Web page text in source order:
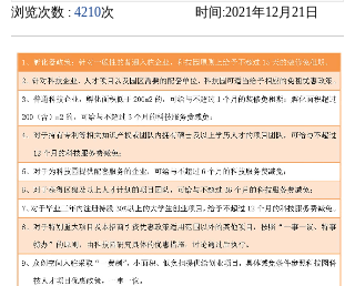
浏览次数 : 4210次 时间:2021年12月21日